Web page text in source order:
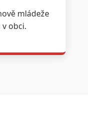
mládeže
obci.